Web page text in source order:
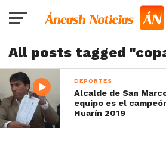
All posts tagged
DEPORTES
Alcalde de San
equipo es el
Huarín 2019